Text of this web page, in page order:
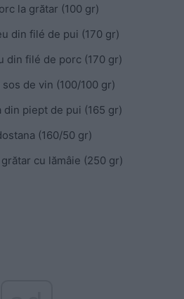
la grătar (100 gr)
din filé de pui (170 gr)
din filé de porc (170 gr)
de vin (100/100 gr)
din piept de pui (165 gr)
(160/50 gr)
cu lămâie (250 gr)